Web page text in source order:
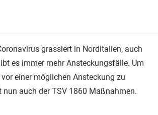
grassiert in Norditalien, auch
es immer mehr Ansteckungsfälle. Um
einer möglichen Ansteckung zu
nun auch der TSV 1860 Maßnahmen.